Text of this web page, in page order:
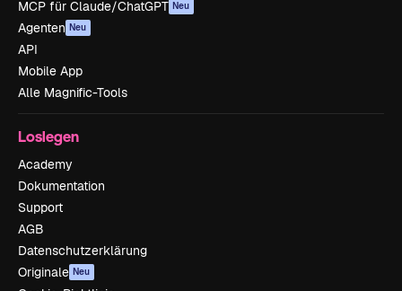
MCP für Claude/ChatGPT Neu
Agenten Neu
API
Mobile App
Alle Magnific-Tools
Loslegen
Academy
Dokumentation
Support
AGB
Datenschutzerklärung
Originale Neu